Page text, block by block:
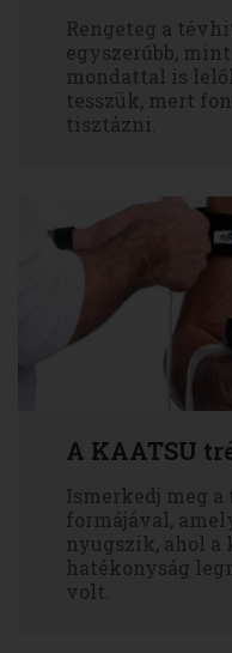
Rengeteg a
egyszerűbb,
mondattal is
tesszük, mert
tisztázni.
A KAATSU
Ismerkedj meg a
formájával,
nyugszik, ahol a
hatékonyság
volt.